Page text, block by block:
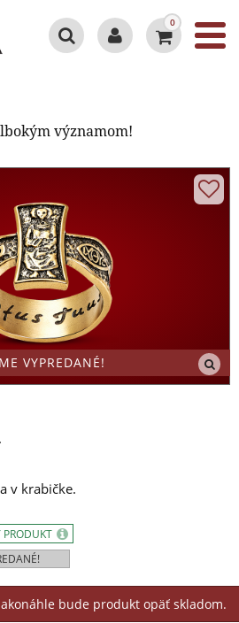
0
významom!
VYPREDANÉ!
v krabičke.
PRODUKT
bude produkt opäť skladom.
prsteň